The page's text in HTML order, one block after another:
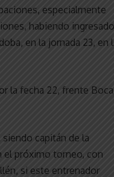
especialmente
habiendo ingresado
en la jornada 23, en
la fecha 22, frente
capitán de la
el próximo torneo, con
si este entrenador